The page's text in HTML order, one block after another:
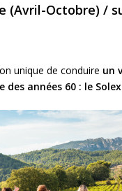
(Avril-Octobre) /
unique de conduire un
des années 60: le